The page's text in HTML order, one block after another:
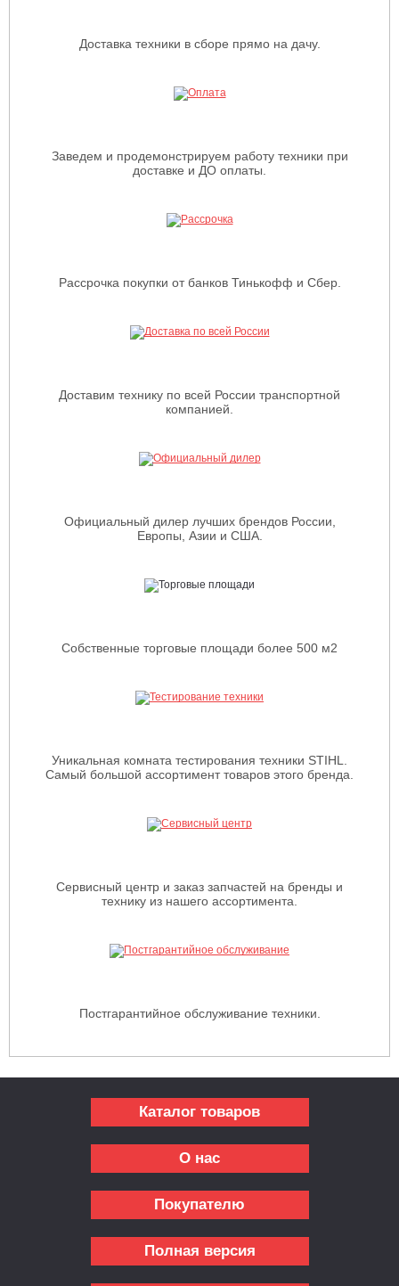
Доставка техники в сборе прямо на дачу.
Заведем и продемонстрируем работу техники при
доставке и ДО оплаты.
Рассрочка покупки от банков Тинькофф и Сбер.
Доставим технику по всей России транспортной
компанией.
Официальный дилер лучших брендов России,
Европы, Азии и США.
Собственные торговые площади более 500 м2
Уникальная комната тестирования техники STIHL.
Самый большой ассортимент товаров этого бренда.
Сервисный центр и заказ запчастей на бренды и
технику из нашего ассортимента.
Постгарантийное обслуживание техники.
Каталог товаров
О нас
Покупателю
Полная версия